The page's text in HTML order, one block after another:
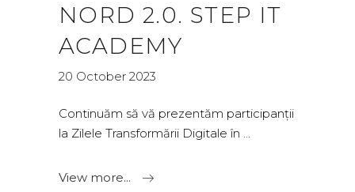
NORD 2.0. STEP IT
ACADEMY
20 October 2023
Continuăm să vă prezentăm participanții
la Zilele Transformării Digitale în
View more...